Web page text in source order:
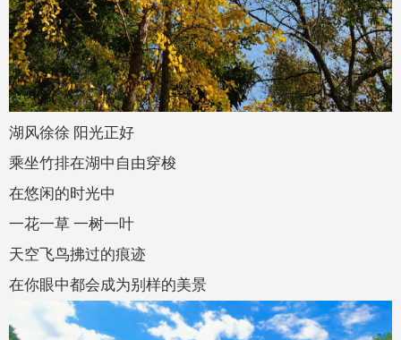
湖风徐徐 阳光正好
乘坐竹排在湖中自由穿梭
在悠闲的时光中
一花一草 一树一叶
天空飞鸟拂过的痕迹
在你眼中都会成为别样的美景